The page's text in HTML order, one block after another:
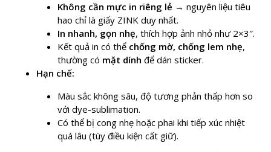
Không cần mực in riêng lẻ → nguyên liệu tiêu
hao chỉ là giấy ZINK duy nhất.
In nhanh, gọn nhẹ, thích hợp ảnh nhỏ như 2×3″.
Kết quả in có thể chống mờ, chống lem nhẹ,
thường có mặt dính để dán sticker.
Hạn chế:
Màu sắc không sâu, độ tương phản thấp hơn so
với dye-sublimation.
Có thể bị cong nhẹ hoặc phai khi tiếp xúc nhiệt
quá lâu (tùy điều kiện cất giữ).